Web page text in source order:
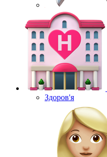
Здоров'я